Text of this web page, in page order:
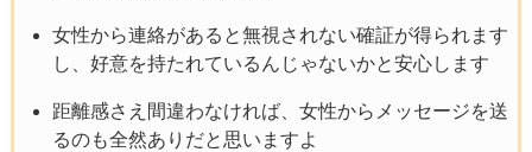
女性から連絡があると無視されない確証が得られます
し、好意を持たれているんじゃないかと安心します
距離感さえ間違わなければ、女性からメッセージを送
るのも全然ありだと思いますよ